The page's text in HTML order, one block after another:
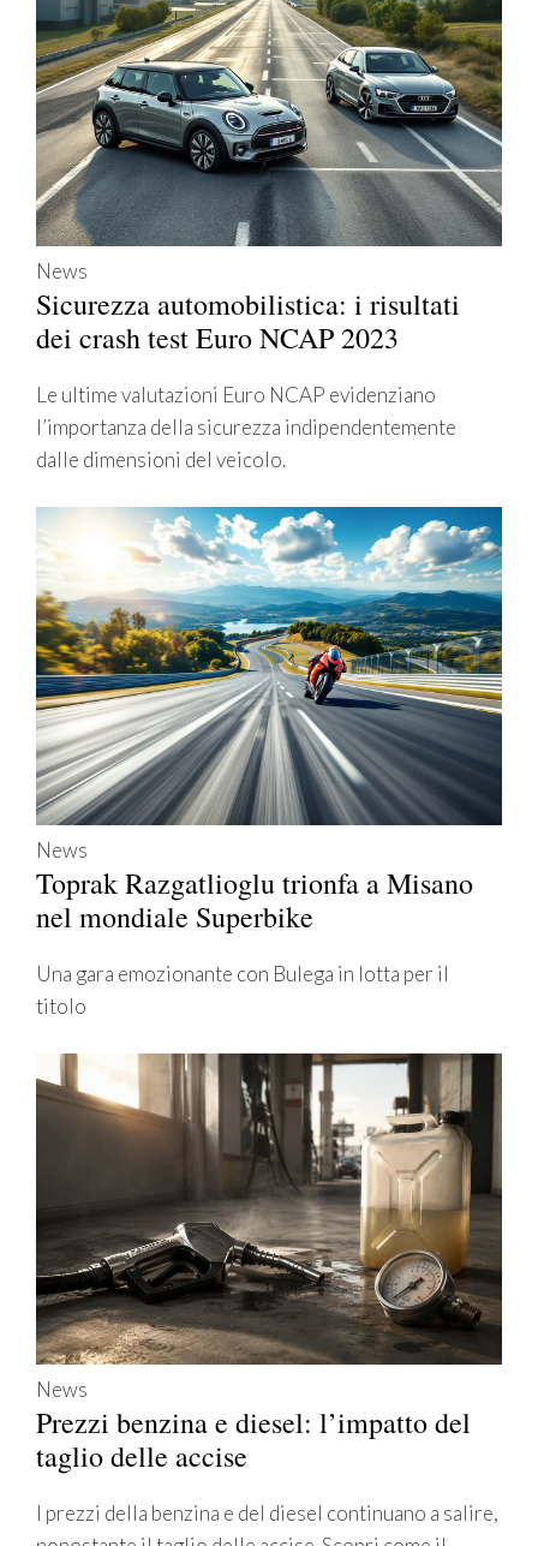
News
Sicurezza automobilistica: i risultati
dei crash test Euro NCAP 2023
Le ultime valutazioni Euro NCAP evidenziano
l’importanza della sicurezza indipendentemente
dalle dimensioni del veicolo.
News
Toprak Razgatlioglu trionfa a Misano
nel mondiale Superbike
Una gara emozionante con Bulega in lotta per il
titolo
News
Prezzi benzina e diesel: l’impatto del
taglio delle accise
I prezzi della benzina e del diesel continuano a salire,